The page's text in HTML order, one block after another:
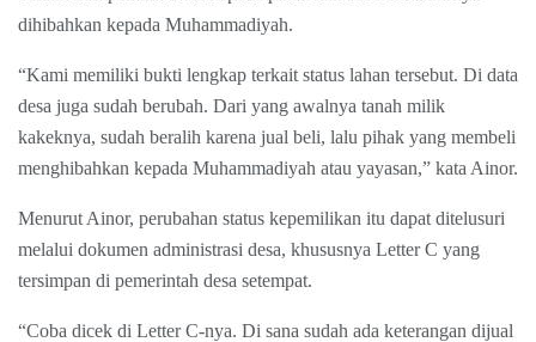
dihibahkan kepada Muhammadiyah.
“Kami memiliki bukti lengkap terkait status lahan tersebut. Di data
desa juga sudah berubah. Dari yang awalnya tanah milik
kakeknya, sudah beralih karena jual beli, lalu pihak yang membeli
menghibahkan kepada Muhammadiyah atau yayasan,” kata Ainor.
Menurut Ainor, perubahan status kepemilikan itu dapat ditelusuri
melalui dokumen administrasi desa, khususnya Letter C yang
tersimpan di pemerintah desa setempat.
“Coba dicek di Letter C-nya. Di sana sudah ada keterangan dijual